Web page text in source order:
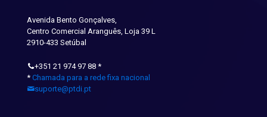
Avenida Bento Gonçalves,
Centro Comercial Aranguês, Loja 39 L
2910-433 Setúbal
+351 21 974 97 88 *
* Chamada para a rede fixa nacional
suporte@ptdi.pt